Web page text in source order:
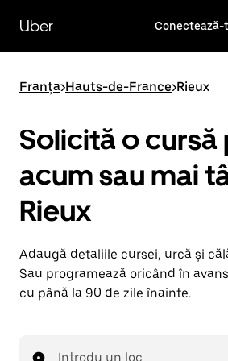
direct
conținutul
principal
Uber Conectează-
Franța>Hauts-de-France>Rieux
Solicită o cursă
acum sau mai
Rieux
Adaugă detaliile cursei, urcă și
Sau programează oricând în
cu până la 90 de zile înainte.
Introdu un loc